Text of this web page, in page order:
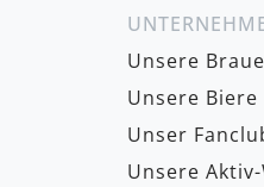
Unsere
Unsere Biere
Unser
Unsere